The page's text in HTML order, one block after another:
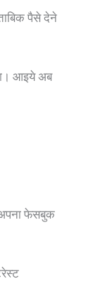
पैसे देने
आइये अब
फेसबुक